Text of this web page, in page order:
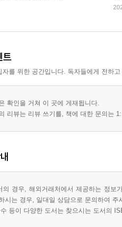
트
자를 위한 공간입니다. 독자들에게 전하
확인을 거쳐 이 곳에 게재됩니다.
리뷰는 리뷰 쓰기를, 책에 대한 문의는
의 경우, 해외거래처에서 제공하는 정
시는 경우, 일대일 상담으로 문의하여 주
등이 다양한 도서는 찾으시는 도서의